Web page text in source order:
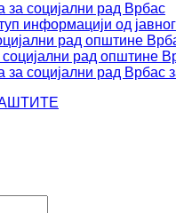
социјални рад Врбас
информацији од јавног
рад општине
рад општине
социјални рад Врбас